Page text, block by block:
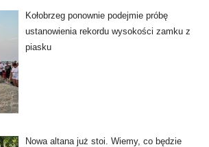
Kołobrzeg ponownie podejmie próbę
ustanowienia rekordu wysokości zamku z
piasku
Nowa altana już stoi. Wiemy, co będzie